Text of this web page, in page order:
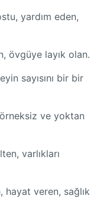
yardım eden,
övgüye layık olan.
sayısını bir bir
örneksiz ve yoktan
varlıkları
hayat veren, sağlık